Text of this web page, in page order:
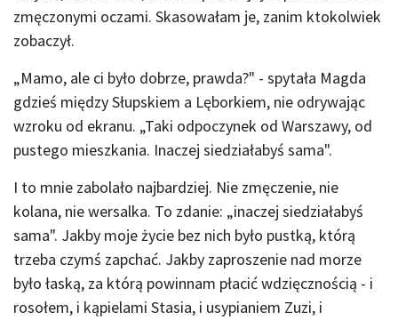
zmęczonymi oczami. Skasowałam je, zanim ktokolwiek
zobaczył.
„Mamo, ale ci było dobrze, prawda?" - spytała Magda
gdzieś między Słupskiem a Lęborkiem, nie odrywając
wzroku od ekranu. „Taki odpoczynek od Warszawy, od
pustego mieszkania. Inaczej siedziałabyś sama".
I to mnie zabolało najbardziej. Nie zmęczenie, nie
kolana, nie wersalka. To zdanie: „inaczej siedziałabyś
sama". Jakby moje życie bez nich było pustką, którą
trzeba czymś zapchać. Jakby zaproszenie nad morze
było łaską, za którą powinnam płacić wdzięcznością - i
rosołem, i kąpielami Stasia, i usypianiem Zuzi, i